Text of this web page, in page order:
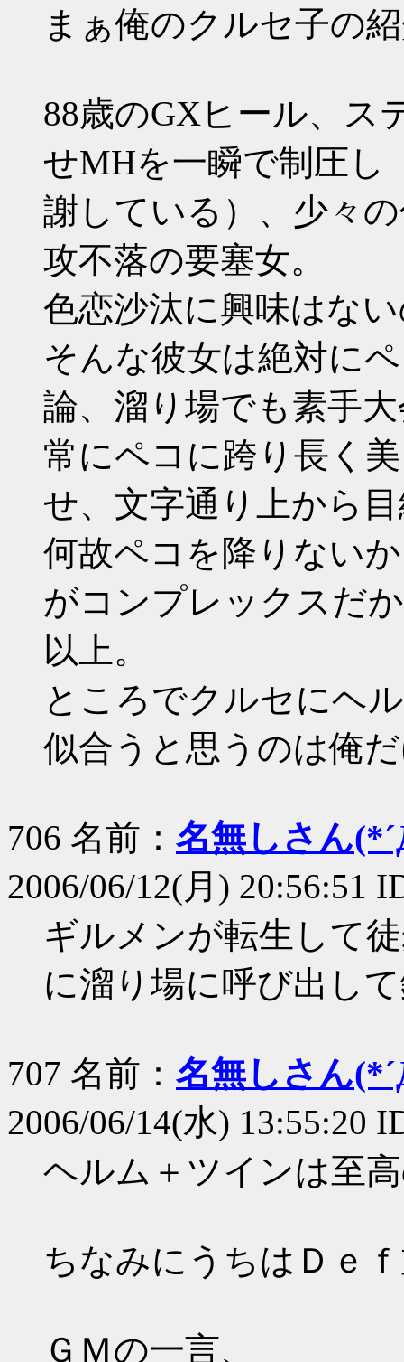
まぁ俺のクルセ子の
88歳のGXヒール、ス
せMHを一瞬で制圧し
謝している）、少々
攻不落の要塞女。
色恋沙汰に興味はな
そんな彼女は絶対に
論、溜り場でも素手
常にペコに跨り長く
せ、文字通り上から
何故ペコを降りない
がコンプレックスだ
以上。
ところでクルセにヘ
似合うと思うのは俺
706 名前： 名無しさん
2006/06/12(月) 20:56:51
ギルメンが転生して
に溜り場に呼び出し
707 名前： 名無しさん
2006/06/14(水) 13:55:20
ヘルム＋ツインは至
ちなみにうちはＤｅ
ＧＭの一言、